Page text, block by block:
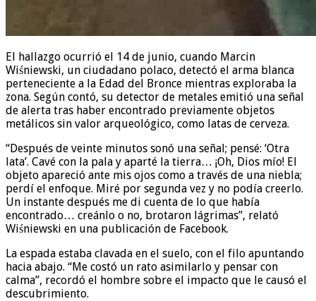
El hallazgo ocurrió el 14 de junio, cuando Marcin
Wiśniewski, un ciudadano polaco, detectó el arma blanca
perteneciente a la Edad del Bronce mientras exploraba la
zona. Según contó, su detector de metales emitió una señal
de alerta tras haber encontrado previamente objetos
metálicos sin valor arqueológico, como latas de cerveza.
“Después de veinte minutos sonó una señal; pensé: ‘Otra
lata’. Cavé con la pala y aparté la tierra… ¡Oh, Dios mío! El
objeto apareció ante mis ojos como a través de una niebla;
perdí el enfoque. Miré por segunda vez y no podía creerlo.
Un instante después me di cuenta de lo que había
encontrado… creánlo o no, brotaron lágrimas”, relató
Wiśniewski en una publicación de Facebook.
La espada estaba clavada en el suelo, con el filo apuntando
hacia abajo. “Me costó un rato asimilarlo y pensar con
calma”, recordó el hombre sobre el impacto que le causó el
descubrimiento.